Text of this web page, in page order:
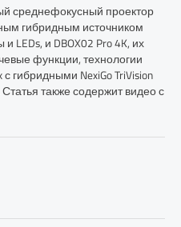
среднефокусный проектор
гибридным источником
LEDs, и DBOX02 Pro 4K, их
функции, технологии
гибридными NexiGo TriVision
Статья также содержит видео с